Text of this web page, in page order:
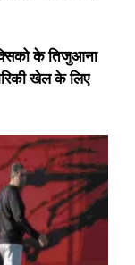
के तिजुआना
खेल के लिए